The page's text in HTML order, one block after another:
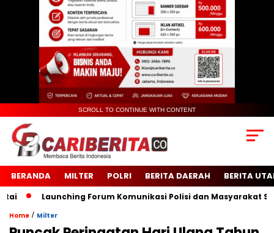
SCROLL TO CONTINUE WITH CONTENT
BERANDA MILTER POLRI BERITA DAERAH BERITA
Launching Forum Komunikasi Polisi dan Masyarakat Sekolah
Home / Milter